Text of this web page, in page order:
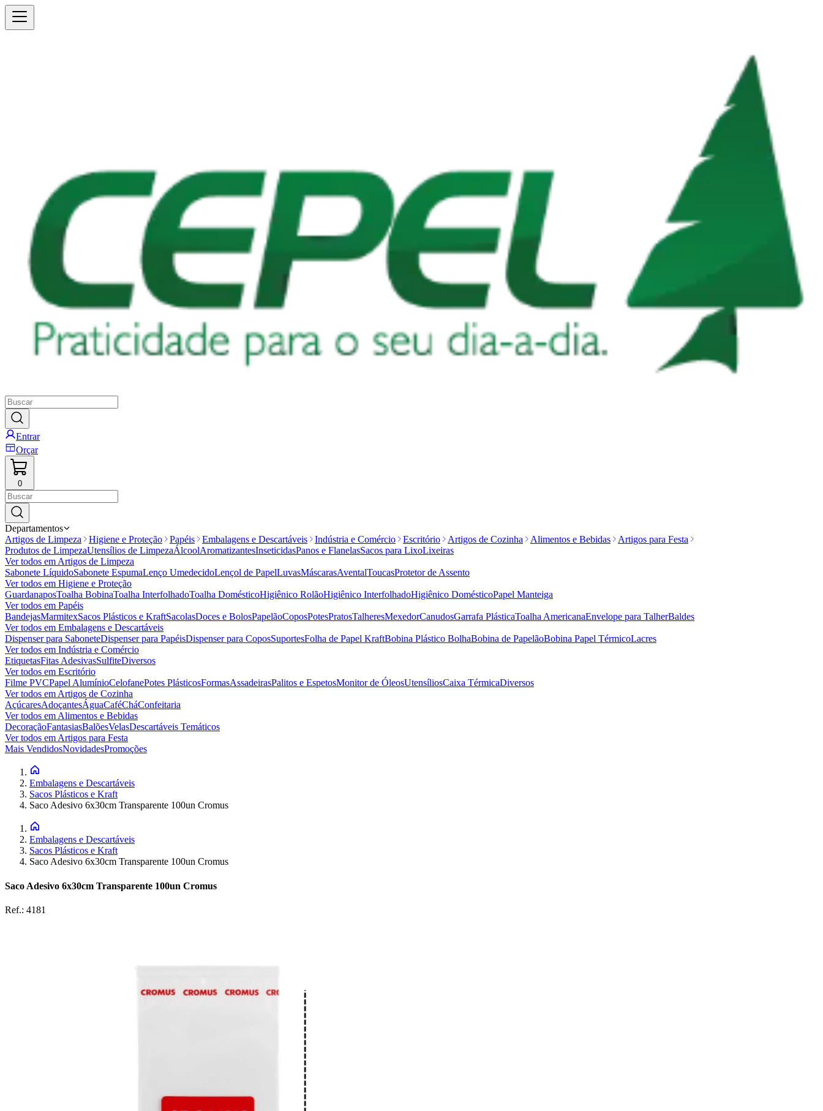
Entrar
Orçar
0
Departamentos
Artigos de Limpeza
Higiene e Proteção Papéis Embalagens e Descartáveis Indústria e Comércio Escritório Artigos de Cozinha Alimentos e Bebidas
Artigos para Festa
Produtos de LimpezaUtensílios de LimpezaÁlcoolAromatizantesInseticidasPanos e FlanelasSacos para LixoLixeiras
Ver todos emArtigos de Limpeza
Sabonete LíquidoSabonete EspumaLenço UmedecidoLençol de PapelLuvasMáscarasAventalToucasProtetor de Assento
Ver todos em Higiene e Proteção
GuardanaposToalha BobinaToalha InterfolhadoToalha DomésticoHigiênico RolãoHigiênico InterfolhadoHigiênico DomésticoPapel Manteiga
Ver todos em Papéis
BandejasMarmitexSacos Plásticos e KraftSacolasDoces e BolosPapelãoCoposPotesPratosTalheresMexedorCanudosGarrafa PlásticaToalha AmericanaEnvelope para TalherBaldes
Ver todos em Embalagens e Descartáveis
Dispenser para SaboneteDispenser para PapéisDispenser para CoposSuportesFolha de Papel KraftBobina Plástico BolhaBobina de PapelãoBobina Papel TérmicoLacres
Ver todos em Indústria e Comércio
EtiquetasFitas AdesivasSulfiteDiversos
Ver todos em Escritório
Filme PVCPapel AlumínioCelofanePotes PlásticosFormasAssadeirasPalitos e EspetosMonitor de ÓleosUtensíliosCaixa TérmicaDiversos
Ver todos emArtigos de Cozinha
AçúcaresAdoçantesÁguaCaféCháConfeitaria
Ver todos emAlimentos e Bebidas
DecoraçãoFantasiasBalõesVelasDescartáveis Temáticos
Ver todos emArtigos para Festa
Mais VendidosNovidadesPromoções
Embalagens e Descartáveis
Sacos Plásticos e Kraft
Saco Adesivo 6x30cm Transparente 100un Cromus
Embalagens e Descartáveis
Sacos Plásticos e Kraft
Saco Adesivo 6x30cm Transparente 100un Cromus
Saco Adesivo 6x30cm Transparente 100un Cromus
Ref.: 4181